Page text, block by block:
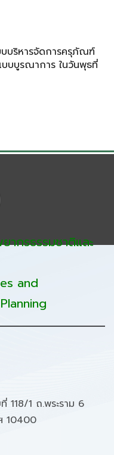
บบริหารจัดการครุภัณฑ์
บบบูรณาการ ในวันพุธที่
ากรธรรมชาติและ
and
118/1 ถ.พระราม 6
10400